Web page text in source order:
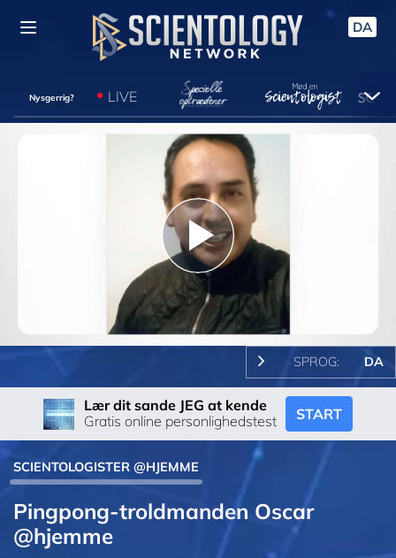
DA
Nysgerrig? LIVE
Play
Video
SPROG: DA
Lær dit sande JEG at kende
Gratis online personlighedstest
START
SCIENTOLOGISTER @HJEMME
Pingpong-troldmanden Oscar
@hjemme